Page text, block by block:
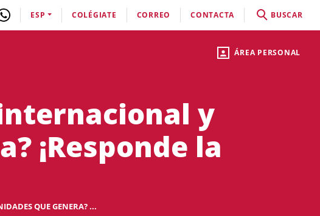
ÁREA PERSONAL
ESP COLÉGIATE CORREO CONTACTA BUSCAR
y
¡Responde la
QUE GENERA? ...